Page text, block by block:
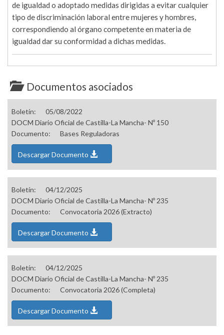
de igualdad o adoptado medidas dirigidas a evitar cualquier
tipo de discriminación laboral entre mujeres y hombres,
correspondiendo al órgano competente en materia de
igualdad dar su conformidad a dichas medidas.
Documentos asociados
Boletín:
05/08/2022
DOCM Diario Oficial de Castilla-La Mancha- Nº 150
Documento:
Bases Reguladoras
Descargar Documento
Boletín:
04/12/2025
DOCM Diario Oficial de Castilla-La Mancha- Nº 235
Documento:
Convocatoria 2026 (Extracto)
Descargar Documento
Boletín:
04/12/2025
DOCM Diario Oficial de Castilla-La Mancha- Nº 235
Documento:
Convocatoria 2026 (Completa)
Descargar Documento